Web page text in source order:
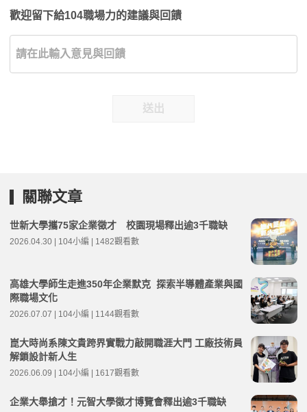
歡迎留下給104職場力的建議與回饋
送出
關聯文章
世新大學攜75家企業徵才 校園現場釋出逾3千職缺
2026.04.30 | 104小編 | 1482觀看數
高雄大學師生走進350年企業默克 探索半導體產業與國
際職場文化
2026.07.07 | 104小編 | 1144觀看數
崑大時尚系陳文貴跨界實戰力敲開職涯大門 工廠技術員
解鎖設計新人生
2026.06.09 | 104小編 | 1617觀看數
企業大舉搶才！元智大學徵才博覽會釋出逾3千職缺